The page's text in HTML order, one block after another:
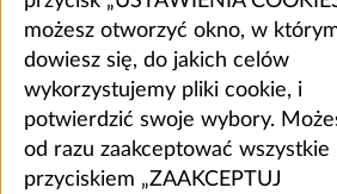
możesz otworzyć okno, w
dowiesz się, do jakich celów
wykorzystujemy pliki cookie, i
potwierdzić swoje wybory.
od razu zaakceptować wszystkie
przyciskiem „ZAAKCEPTUJ